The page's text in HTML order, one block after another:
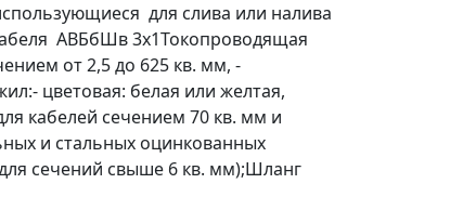
для слива или налива
АВБбШв 3х1Токопроводящая
от 2,5 до 625 кв. мм, -
цветовая: белая или желтая,
кабелей сечением 70 кв. мм и
и стальных оцинкованных
сечений свыше 6 кв. мм);Шланг